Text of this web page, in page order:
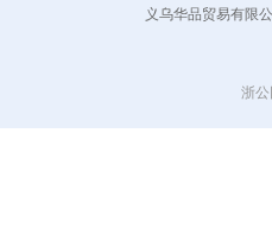
义乌华品贸易有限
浙公